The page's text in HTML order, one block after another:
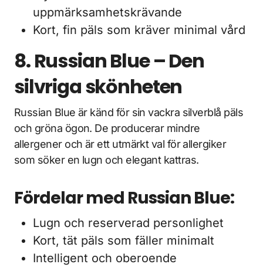
uppmärksamhetskrävande
Kort, fin päls som kräver minimal vård
8. Russian Blue – Den
silvriga skönheten
Russian Blue är känd för sin vackra silverblå päls
och gröna ögon. De producerar mindre
allergener och är ett utmärkt val för allergiker
som söker en lugn och elegant kattras.
Fördelar med Russian Blue:
Lugn och reserverad personlighet
Kort, tät päls som fäller minimalt
Intelligent och oberoende